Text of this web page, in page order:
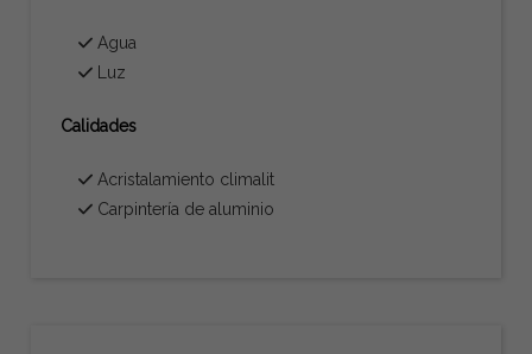
Agua
Luz
Calidades
Acristalamiento climalit
Carpintería de aluminio